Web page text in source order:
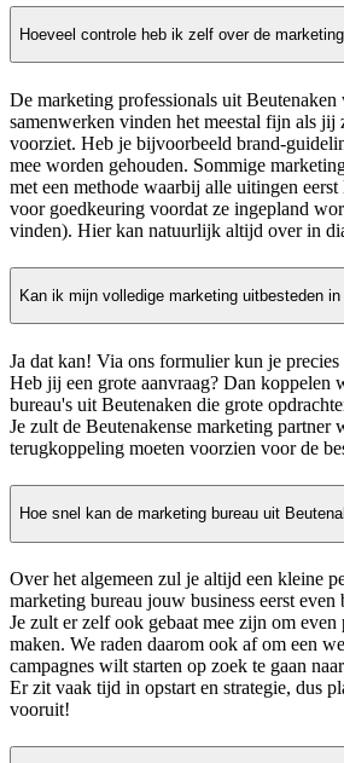
Hoeveel controle heb ik zelf over de
De marketing professionals uit Beutenaken
samenwerken vinden het meestal fijn als jij
voorziet. Heb je bijvoorbeeld brand-
mee worden gehouden. Sommige
met een methode waarbij alle uitingen
voor goedkeuring voordat ze ingepland
vinden). Hier kan natuurlijk altijd over in
Kan ik mijn volledige marketing uitbesteden
Ja dat kan! Via ons formulier kun je
Heb jij een grote aanvraag? Dan koppelen
bureau's uit Beutenaken die grote
Je zult de Beutenakense marketing partner
terugkoppeling moeten voorzien voor de
Hoe snel kan de marketing bureau uit
Over het algemeen zul je altijd een kleine
marketing bureau jouw business eerst even
Je zult er zelf ook gebaat mee zijn om
maken. We raden daarom ook af om een
campagnes wilt starten op zoek te gaan
Er zit vaak tijd in opstart en strategie, dus
vooruit!